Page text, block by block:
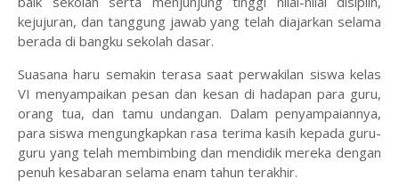
kejujuran, dan tanggung jawab yang telah diajarkan selama
berada di bangku sekolah dasar.
‎Suasana haru semakin terasa saat perwakilan siswa kelas
VI menyampaikan pesan dan kesan di hadapan para guru,
orang tua, dan tamu undangan. Dalam penyampaiannya,
para siswa mengungkapkan rasa terima kasih kepada guru-
guru yang telah membimbing dan mendidik mereka dengan
penuh kesabaran selama enam tahun terakhir.